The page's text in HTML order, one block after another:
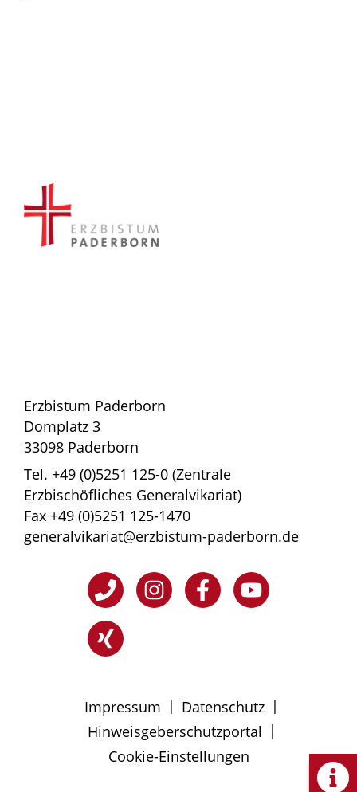
Erzbistum Paderborn
Domplatz 3
33098 Paderborn
Tel. +49 (0)5251 125-0 (Zentrale
Erzbischöfliches Generalvikariat)
Fax +49 (0)5251 125-1470
generalvikariat@erzbistum-paderborn.de
Impressum | Datenschutz |
Hinweisgeberschutzportal |
Cookie-Einstellungen